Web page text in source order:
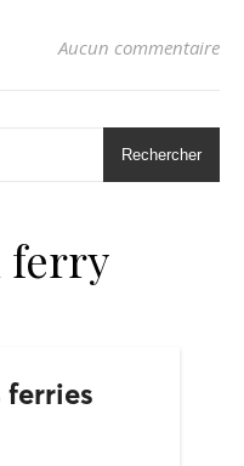
Aucun commentaire
Rechercher
ferry